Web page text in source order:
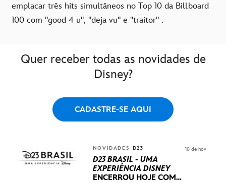
emplacar três hits simultâneos no Top 10 da Billboard
100 com "good 4 u", "deja vu" e "traitor" .
Quer receber todas as novidades de
Disney?
CADASTRE-SE AQUI
NOVIDADES D23
D23 BRASIL - UMA
EXPERIÊNCIA DISNEY
ENCERROU HOJE COM
10 de nov